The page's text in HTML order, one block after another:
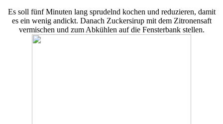
Es soll fünf Minuten lang sprudelnd kochen und reduzieren, damit
es ein wenig andickt. Danach Zuckersirup mit dem Zitronensaft
vermischen und zum Abkühlen auf die Fensterbank stellen.